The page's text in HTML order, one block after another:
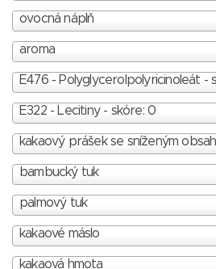
ovocná náplň
aroma
E322 - Lecitiny - skóre: 0
bambucký tuk
palmový tuk
kakaové máslo
kakaová hmota